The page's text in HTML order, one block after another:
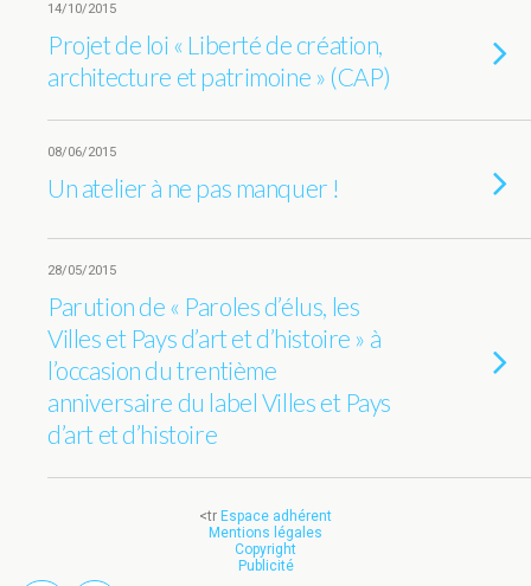
14/10/2015
Projet de loi « Liberté de création,
architecture et patrimoine » (CAP)
08/06/2015
Un atelier à ne pas manquer !
28/05/2015
Parution de « Paroles d’élus, les
Villes et Pays d’art et d’histoire » à
l’occasion du trentième
anniversaire du label Villes et Pays
d’art et d’histoire
<tr Espace adhérent
Mentions légales
Copyright
Publicité